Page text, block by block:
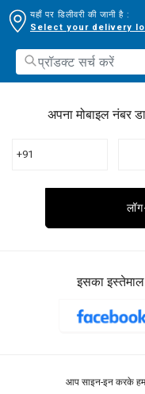
यहाँ पर डिलीवरी की जानी है :
Select your delivery
अपना मोबाइल नंबर
+91
इसका
आप साइन-इन करके